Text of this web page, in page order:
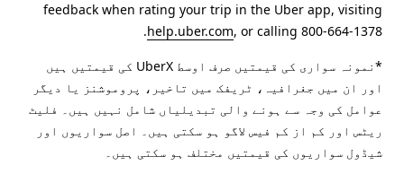
feedback when rating your trip in the Uber app, visiting
help.uber.com, or calling 800-664-1378.
*نمونہ سواری کی قیمتیں صرف اوسط UberX کی قیمتیں ہیں
اور ان میں جغرافیہ، ٹریفک میں تاخیر، پروموشنز یا دیگر
عوامل کی وجہ سے ہونے والی تبدیلیاں شامل نہیں ہیں۔ فلیٹ
ریٹس اور کم از کم فیس لاگو ہو سکتی ہیں۔ اصل سواریوں اور
شیڈول سواریوں کی قیمتیں مختلف ہو سکتی ہیں۔